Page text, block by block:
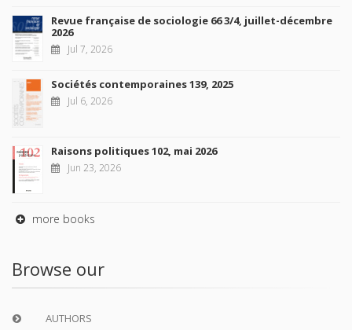
Revue française de sociologie 66 3/4, juillet-décembre
2026
Jul 7, 2026
Sociétés contemporaines 139, 2025
Jul 6, 2026
Raisons politiques 102, mai 2026
Jun 23, 2026
more books
Browse our
AUTHORS